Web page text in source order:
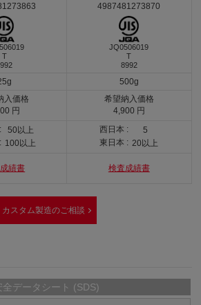
T
入価格
円
50以上
100以上
績書
4987481273870
JQ0506019
T
8992
500g
希望納入価格
4,900 円
西日本 :
5
東日本 : 20以上
検査成績書
カスタム製造のご相談
全データシート (SDS)